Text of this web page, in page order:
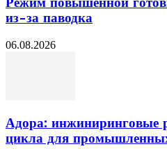
из-за паводка
06.08.2026
Адора: инжиниринговые
цикла для